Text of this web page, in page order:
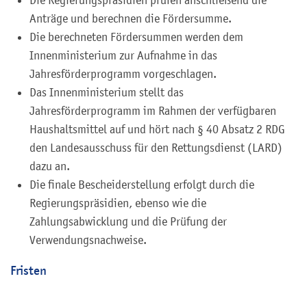
Anträge und berechnen die Fördersumme.
Die berechneten Fördersummen werden dem
Innenministerium zur Aufnahme in das
Jahresförderprogramm vorgeschlagen.
Das Innenministerium stellt das
Jahresförderprogramm im Rahmen der verfügbaren
Haushaltsmittel auf und hört nach § 40 Absatz 2 RDG
den Landesausschuss für den Rettungsdienst (LARD)
dazu an.
Die finale Bescheiderstellung erfolgt durch die
Regierungspräsidien, ebenso wie die
Zahlungsabwicklung und die Prüfung der
Verwendungsnachweise.
Fristen